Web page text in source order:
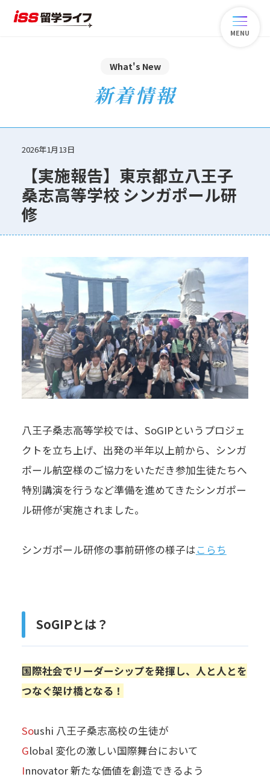
MENU
What's New
新着情報
2026年1月13日
【実施報告】東京都立八王子
桑志高等学校 シンガポール研
修
八王子桑志高等学校では、SoGIPというプロジェ
クトを立ち上げ、出発の半年以上前から、シンガ
ポール航空様のご協力をいただき参加生徒たちへ
特別講演を行うなど準備を進めてきたシンガポー
ル研修が実施されました。
シンガポール研修の事前研修の様子はこらち
SoGIPとは？
国際社会でリーダーシップを発揮し、人と人とを
つなぐ架け橋となる！
Soushi 八王子桑志高校の生徒が
Global 変化の激しい国際舞台において
Innovator 新たな価値を創造できるよう